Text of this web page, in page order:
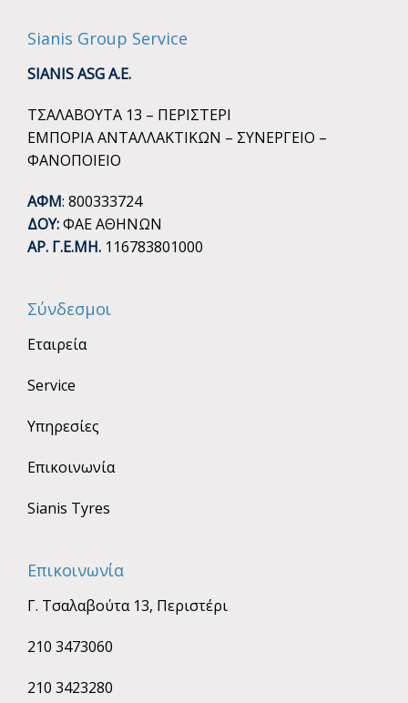
Sianis Group Service
SIANIS ASG A.E.
ΤΣΑΛΑΒΟΥΤΑ 13 – ΠΕΡΙΣΤΕΡΙ
ΕΜΠΟΡΙΑ ΑΝΤΑΛΛΑΚΤΙΚΩΝ – ΣΥΝΕΡΓΕΙΟ –
ΦΑΝΟΠΟΙΕΙΟ
ΑΦΜ: 800333724
ΔΟΥ:ΦΑΕ ΑΘΗΝΩΝ
ΑΡ. Γ.Ε.ΜΗ. 116783801000
Σύνδεσμοι
Εταιρεία
Service
Υπηρεσίες
Επικοινωνία
Sianis Tyres
Επικοινωνία
Γ. Τσαλαβούτα 13, Περιστέρι
210 3473060
210 3423280